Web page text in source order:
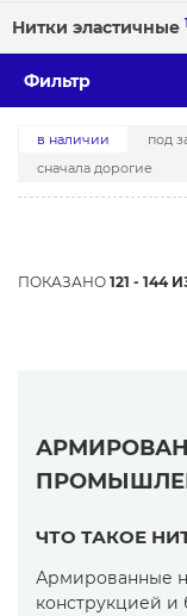
Нитки эластичные
Фильтр
в наличии под
сначала дорогие
ПОКАЗАНО 121 - 144
ЧТО ТАКОЕ
Армированные
конструкцией и